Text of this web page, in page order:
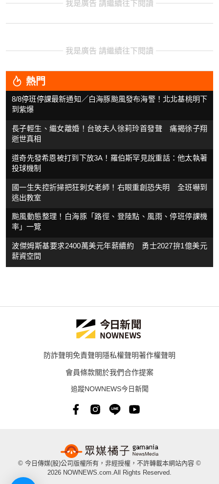
我是廣告 請繼續往下閱讀
我是廣告 請繼續往下閱讀
熱門
8/8停班停課最新通知／白海豚颱風發布海警！北北基桃明下
到紫爆
長子輕生、繼女離婚！台玻夫人徐莉玲首發聲 痛揭徐子翔
逝世真相
道奇先發希恩被打到下放3A！羅伯斯罕見說重話：他太執著
投球機制
國一生失控折掃把狂刺女老師！右眼重創恐失明 全班嚇到
逃出教室
颱風動態整理！白海豚「路徑、登陸點、風雨、停班停課機
率」一覽
波傑姆斯基要求2400萬美元年薪續約 勇士2027拚1億美元
薪資空間
防詐聲明免責聲明隱私權聲明著作權聲明
會員條款關於我們合作提案
追蹤NOWNEWS今日新聞
© 今日傳媒(股)公司版權所有，非經授權，不許轉載本網站內容 ©
2026 NOWNEWS.com.All Rights Reserved.